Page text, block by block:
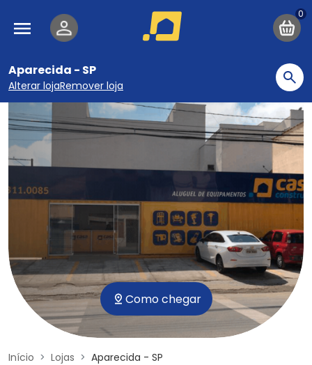
Pular para o conteúdo principal
Navegação principal
Aparecida - SP
Alterar lojaRemover loja
Como chegar
Início Lojas Aparecida - SP